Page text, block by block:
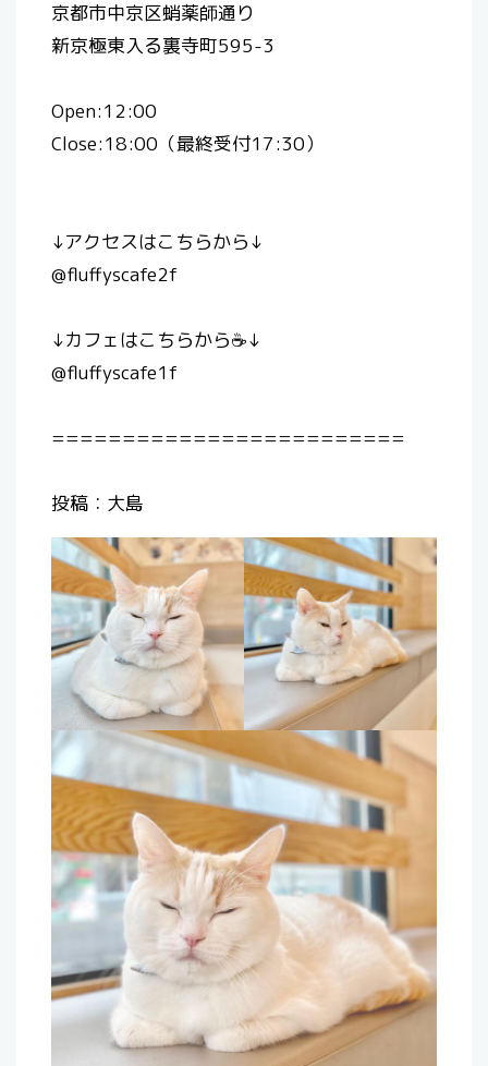
京都市中京区蛸薬師通り
新京極東入る裏寺町595-3
Open:12:00
Close:18:00（最終受付17:30）
↓アクセスはこちらから↓
@fluffyscafe2f
↓カフェはこちらから☕️↓
@fluffyscafe1f
=========================
投稿：大島